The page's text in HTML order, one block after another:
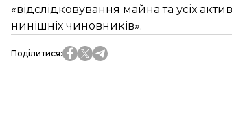
«відслідковування майна та усіх
нинішніх чиновників».
Поділитися: